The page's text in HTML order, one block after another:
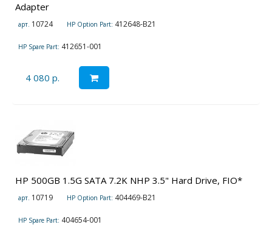
Adapter
арт. 10724 HP Option Part: 412648-B21
HP Spare Part: 412651-001
4 080 р.
HP 500GB 1.5G SATA 7.2K NHP 3.5" Hard Drive, FIO*
арт. 10719 HP Option Part: 404469-B21
HP Spare Part: 404654-001